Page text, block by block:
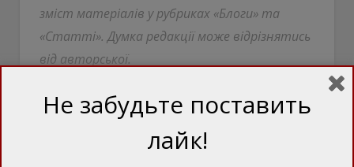
зміст матеріалів у рубриках «Блоги» та
«Статті». Думка редакції може відрізнятись
від авторської.
Владимир Зеленский
Не забудьте поставить
лайк!